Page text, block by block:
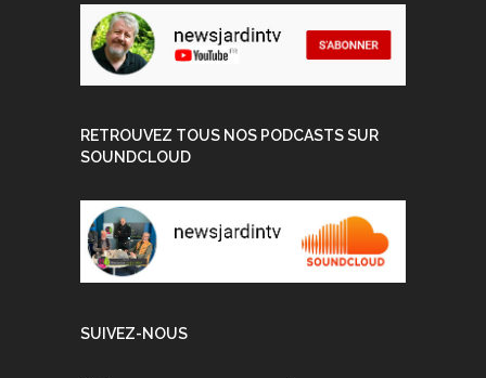
RETROUVEZ TOUS NOS PODCASTS SUR
SOUNDCLOUD
SUIVEZ-NOUS